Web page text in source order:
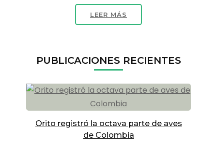
LEER MÁS
PUBLICACIONES RECIENTES
Orito registró la octava parte de aves
de Colombia